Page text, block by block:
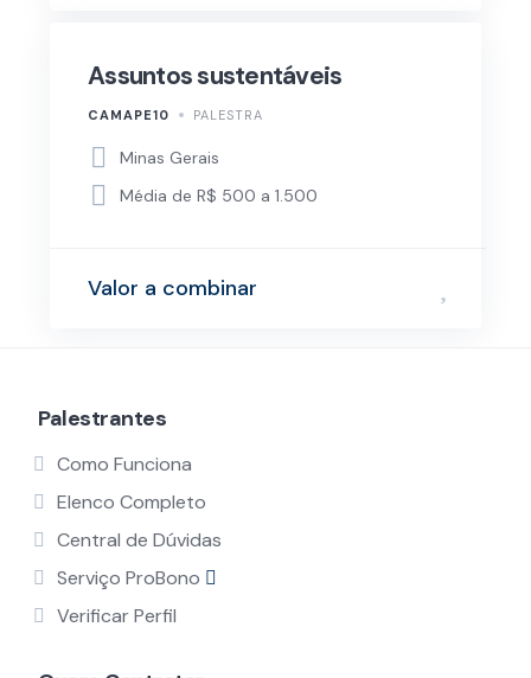
Assuntos sustentáveis
CAMAPE10 PALESTRA
Minas Gerais
Média de R$ 500 a 1.500
Valor a combinar
Palestrantes
Como Funciona
Elenco Completo
Central de Dúvidas
Serviço ProBono
Verificar Perfil